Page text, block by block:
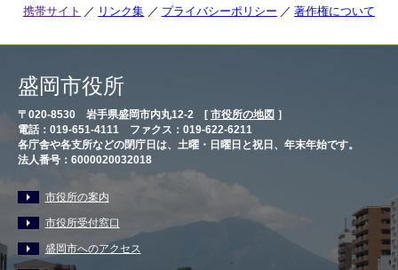
携帯サイト リンク集 プライバシーポリシー 著作権について
盛岡市役所
〒020-8530 岩手県盛岡市内丸12-2 [ 市役所の地図 ］
電話：019-651-4111 ファクス：019-622-6211
各庁舎や各支所などの閉庁日は、土曜・日曜日と祝日、年末年始です。
法人番号：6000020032018
市役所の案内
市役所受付窓口
盛岡市へのアクセス